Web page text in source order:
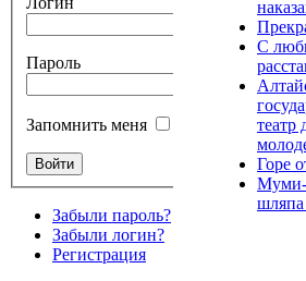
Пароль
Запомнить меня
Забыли пароль?
Забыли логин?
Регистрация
С
театр
Горе
Муми-